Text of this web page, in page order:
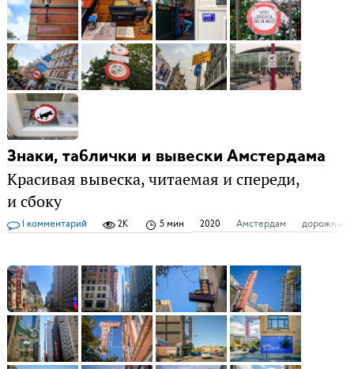
Знаки, таблички и вывески Амстердама
Красивая вывеска, читаемая и спереди,
и сбоку
1 комментарий 2K 5 мин 2020 Амстердам дорожные